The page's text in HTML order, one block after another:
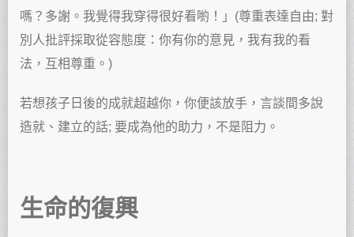
嗎？多謝。我覺得我穿得很好看喲！」(尊重表達自由; 對
別人批評採取從容態度：你有你的意見，我有我的看
法，互相尊重。)
若想孩子日後的成就超越你，你便該放手，言談間多說
造就、建立的話; 要成為他的助力，不是阻力。
生命的復興